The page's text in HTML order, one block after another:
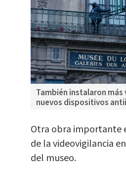
También instalaron
nuevos dispositivos
Otra obra importante
de la videovigilancia
del museo.